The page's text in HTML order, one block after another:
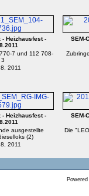
- Heizhausfest -
7 und 112 708-
3
2011
SEM-
- Heizhausfest -
ausgestellte
(2)
2011
SEM-
Die